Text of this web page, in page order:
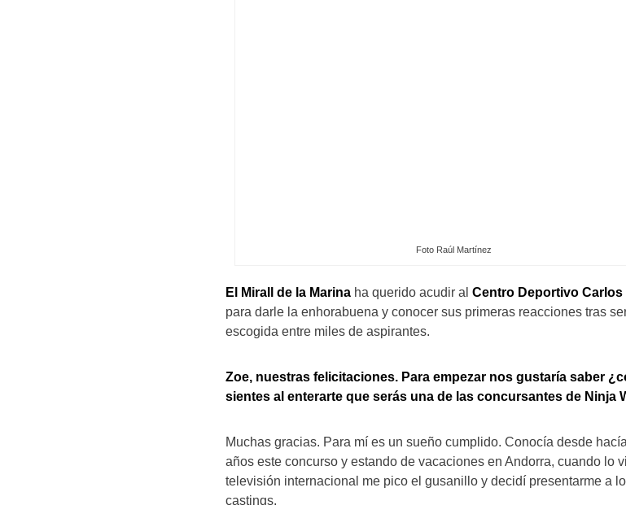
Foto Raúl Martínez
El Mirall de la Marina ha querido acudir al Centro Deportivo Carlos
para darle la enhorabuena y conocer sus primeras reacciones tras
escogida entre miles de aspirantes.
Zoe, nuestras felicitaciones. Para empezar nos gustaría saber
sientes al enterarte que serás una de las concursantes de Ninja
Muchas gracias. Para mí es un sueño cumplido. Conocía desde
años este concurso y estando de vacaciones en Andorra, cuando lo
televisión internacional me pico el gusanillo y decidí presentarme a
castings.